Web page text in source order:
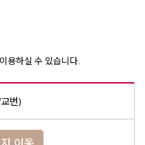
용하실 수 있습니다.
번)